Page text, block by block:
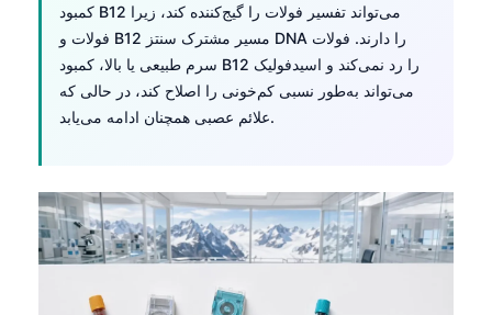
کمبود B12 می‌تواند تفسیر فولات را گیج‌کننده کند، زیرا
فولات و B12 مسیر مشترک سنتز DNA را دارند. فولات
سرم طبیعی یا بالا، کمبود B12 را رد نمی‌کند و اسیدفولیک
می‌تواند به‌طور نسبی کم‌خونی را اصلاح کند، در حالی که
علائم عصبی همچنان ادامه می‌یابد.